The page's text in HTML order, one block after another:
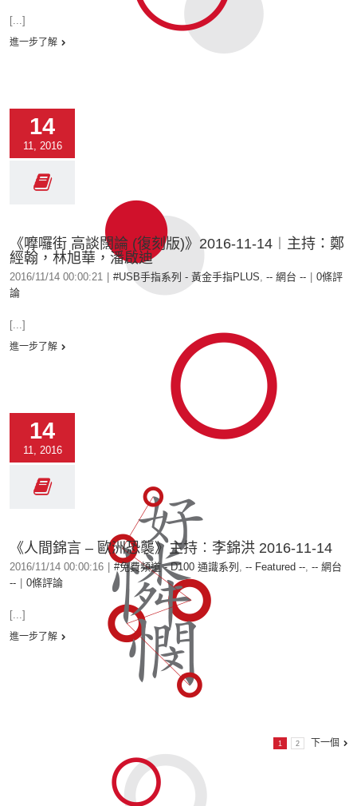
[...]
進一步了解
14
11, 2016
《嚤囉街 高談闊論 (復刻版)》2016-11-14︱主持：鄭
經翰，林旭華，潘啟迪
2016/11/14 00:00:21 #USB手指系列 - 黃金手指PLUS, -- 網台 --
0條評
論
[...]
進一步了解
14
11, 2016
《人間錦言 – 歐洲恐襲》主持︰李錦洪 2016-11-14
2016/11/14 00:00:16 #免費頻道 - D100 通識系列 , -- Featured --, -- 網台
--
0條評論
[...]
進一步了解
1 2 下一個